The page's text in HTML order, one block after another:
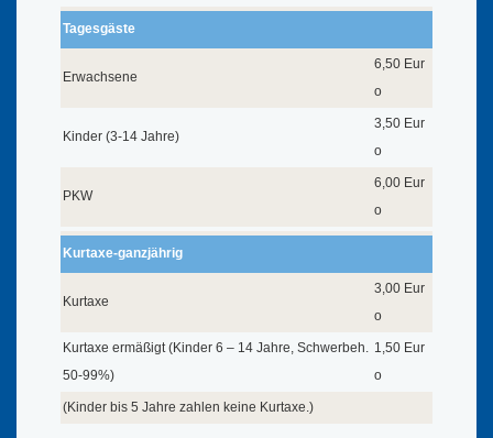
Tagesgäste
Erwachsene
6,50 Eur
o
Kinder (3-14 Jahre)
3,50 Eur
o
PKW
6,00 Eur
o
Kurtaxe-ganzjährig
Kurtaxe
3,00 Eur
o
Kurtaxe ermäßigt (Kinder 6 – 14 Jahre, Schwerbeh.
50-99%)
1,50 Eur
o
(Kinder bis 5 Jahre zahlen keine Kurtaxe.)